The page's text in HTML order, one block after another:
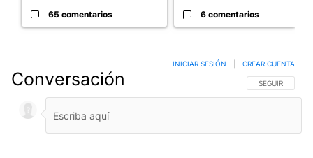
65 comentarios 6 comentarios
Conversación SIGA ESTA
SEGUIR
INICIAR SESIÓN CREAR CUENTA